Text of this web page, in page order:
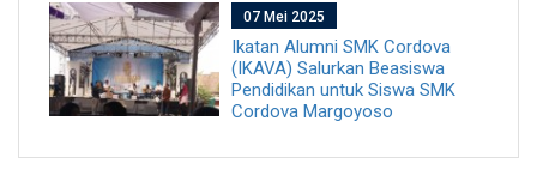
07 Mei 2025
Ikatan Alumni SMK Cordova
(IKAVA) Salurkan Beasiswa
Pendidikan untuk Siswa SMK
Cordova Margoyoso